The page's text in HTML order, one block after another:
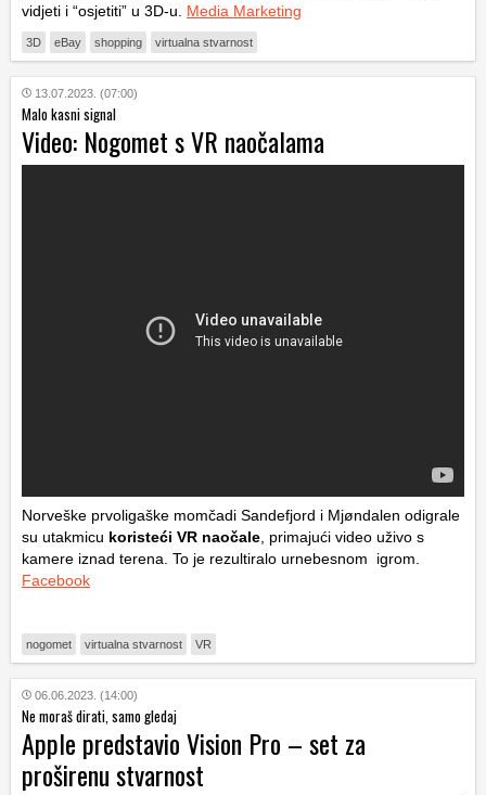
vidjeti i “osjetiti” u 3D-u. Media Marketing
3D eBay shopping virtualna stvarnost
13.07.2023. (07:00)
Malo kasni signal
Video: Nogomet s VR naočalama
Norveške prvoligaške momčadi Sandefjord i Mjøndalen odigrale
su utakmicu koristeći VR naočale , primajući video uživo s
kamere iznad terena. To je rezultiralo urnebesnom igrom.
Facebook
nogomet virtualna stvarnost VR
06.06.2023. (14:00)
Ne moraš dirati, samo gledaj
Apple predstavio Vision Pro – set za
proširenu stvarnost